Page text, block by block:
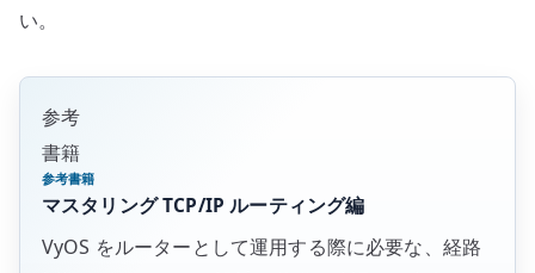
い。
参考
書籍
参考書籍
マスタリング TCP/IP ルーティング編
VyOS をルーターとして運用する際に必要な、経路